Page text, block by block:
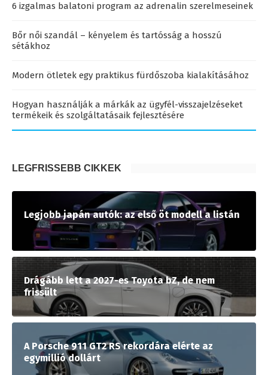
6 izgalmas balatoni program az adrenalin szerelmeseinek
Bőr női szandál – kényelem és tartósság a hosszú
sétákhoz
Modern ötletek egy praktikus fürdőszoba kialakításához
Hogyan használják a márkák az ügyfél-visszajelzéseket
termékeik és szolgáltatásaik fejlesztésére
LEGFRISSEBB CIKKEK
Legjobb japán autók: az első öt modell a listán
Drágább lett a 2027-es Toyota bZ, de nem
frissült
A Porsche 911 GT2 RS rekordára elérte az
egymillió dollárt